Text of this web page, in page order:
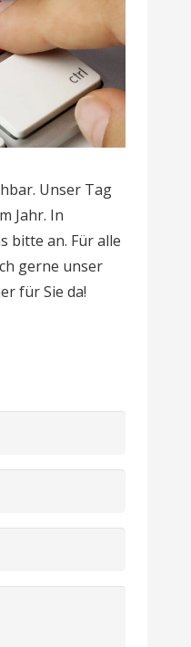
Unser Tag
Jahr. In
bitte an. Für alle
gerne unser
für Sie da!